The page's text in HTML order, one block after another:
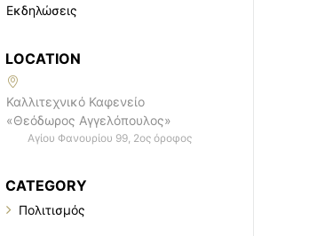
Εκδηλώσεις
LOCATION
Καλλιτεχνικό Καφενείο
«Θεόδωρος Αγγελόπουλος»
Αγίου Φανουρίου 99, 2ος όροφος
CATEGORY
Πολιτισμός